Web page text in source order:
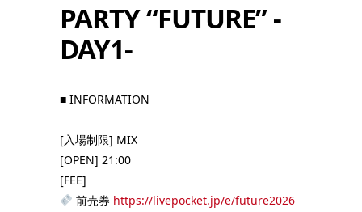
PARTY “FUTURE” -
DAY1-
■ INFORMATION
[入場制限] MIX
[OPEN] 21:00
[FEE]
前売券 https://livepocket.jp/e/future2026